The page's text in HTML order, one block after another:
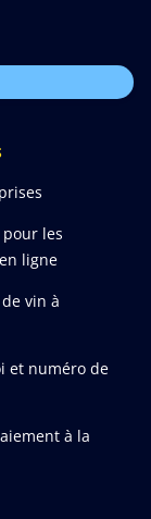
les
ligne
vin à
et numéro de
à la